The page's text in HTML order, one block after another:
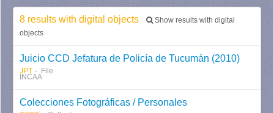
8 results with digital objects
Show results with digital
objects
Juicio CCD Jefatura de Policía de Tucumán (2010)
JPT File
INCAA
Colecciones Fotográficas / Personales